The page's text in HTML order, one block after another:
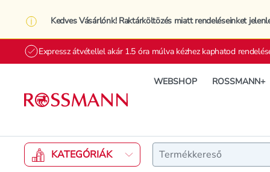
Kedves Vásárlónk! Raktárköltözés miatt rendeléseinket
Expressz átvétellel akár 1.5 óra múlva kézhez kaphatod
WEBSHOP ROSSMANN+
KATEGÓRIÁK Keresés